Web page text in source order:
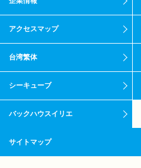
アクセスマップ
台湾繁体
シーキューブ
バックハウスイリエ
サイトマップ